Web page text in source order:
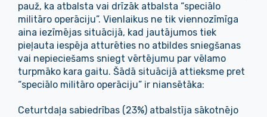
pauž, ka atbalsta vai drīzāk atbalsta “speciālo
militāro operāciju”. Vienlaikus ne tik viennozīmīga
aina iezīmējas situācijā, kad jautājumos tiek
pieļauta iespēja atturēties no atbildes sniegšanas
vai nepieciešams sniegt vērtējumu par vēlamo
turpmāko kara gaitu. Šādā situācijā attieksme pret
“speciālo militāro operāciju” ir niansētāka:
Ceturtdaļa sabiedrības (23%) atbalstīja sākotnējo